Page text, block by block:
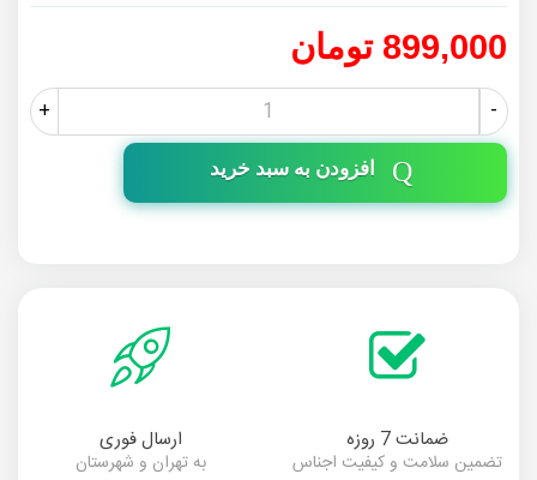
899,000 تومان
-
+
افزودن به سبد خرید
ضمانت 7 روزه
تضمین سلامت و کیفیت اجناس
ارسال فوری
به تهران و شهرستان